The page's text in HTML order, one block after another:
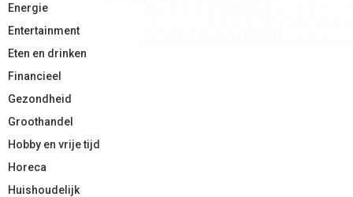
Energie
Entertainment
Eten en drinken
Financieel
Gezondheid
Groothandel
Hobby en vrije tijd
Horeca
Huishoudelijk